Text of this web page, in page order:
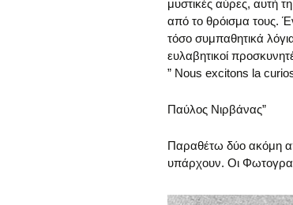
μυστικές αύρες, αυτή
από το θρόισμα τους.
τόσο συμπαθητικά
ευλαβητικοί
” Nous excitons la
Παύλος Νιρβάνας”
Παραθέτω δύο ακόμη
υπάρχουν. Οι